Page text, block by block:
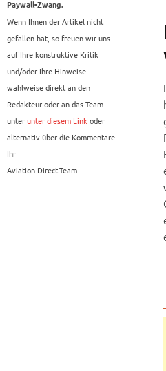
Paywall-Zwang.
Wenn Ihnen der Artikel nicht
gefallen hat, so freuen wir uns
auf Ihre konstruktive Kritik
und/oder Ihre Hinweise
wahlweise direkt an den
Redakteur oder an das Team
unterunter diesem Link oder
alternativ über die Kommentare.
Ihr
Aviation.Direct-Team